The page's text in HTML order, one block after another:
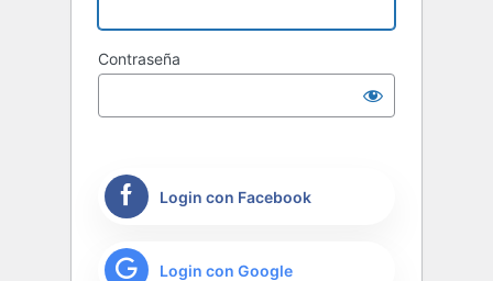
Contraseña
Login con Facebook
Login con Google